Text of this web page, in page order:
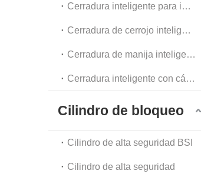
Cerradura inteligente para interiores y apartamentos
Cerradura de cerrojo inteligente
Cerradura de manija inteligente
Cerradura inteligente con cámara
Cilindro de bloqueo
Cilindro de alta seguridad BSI
Cilindro de alta seguridad